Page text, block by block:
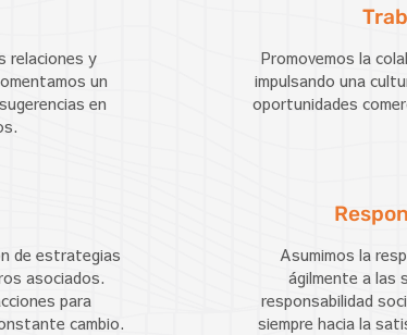
relaciones y
un
en
Promovemos la
impulsando una
oportunidades
de estrategias
asociados.
para
cambio.
Asumimos la
ágilmente a las
responsabilidad
siempre hacia la